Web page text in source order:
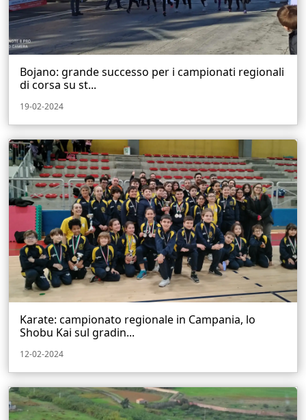
Bojano: grande successo per i campionati regionali
di corsa su st...
19-02-2024
Karate: campionato regionale in Campania, lo
Shobu Kai sul gradin...
12-02-2024